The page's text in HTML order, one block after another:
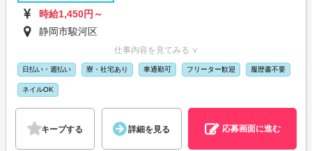
時給1,450円～
静岡市駿河区
仕事内容を見てみる ∨
日払い・週払い 寮・社宅あり 車通勤可 フリーター歓迎 履歴書不要
ネイルOK
キープする 詳細を見る 応募画面に進む